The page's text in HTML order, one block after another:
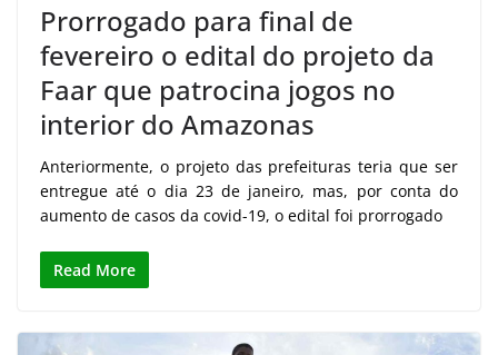
Prorrogado para final de
fevereiro o edital do projeto da
Faar que patrocina jogos no
interior do Amazonas
Anteriormente, o projeto das prefeituras teria que ser
entregue até o dia 23 de janeiro, mas, por conta do
aumento de casos da covid-19, o edital foi prorrogado
Read More